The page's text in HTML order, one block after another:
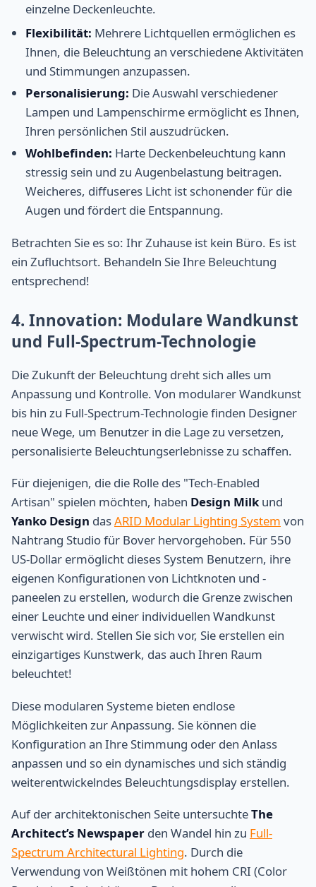
einzelne Deckenleuchte.
Flexibilität: Mehrere Lichtquellen ermöglichen es
Ihnen, die Beleuchtung an verschiedene Aktivitäten
und Stimmungen anzupassen.
Personalisierung: Die Auswahl verschiedener
Lampen und Lampenschirme ermöglicht es Ihnen,
Ihren persönlichen Stil auszudrücken.
Wohlbefinden: Harte Deckenbeleuchtung kann
stressig sein und zu Augenbelastung beitragen.
Weicheres, diffuseres Licht ist schonender für die
Augen und fördert die Entspannung.
Betrachten Sie es so: Ihr Zuhause ist kein Büro. Es ist
ein Zufluchtsort. Behandeln Sie Ihre Beleuchtung
entsprechend!
4. Innovation: Modulare Wandkunst
und Full-Spectrum-Technologie
Die Zukunft der Beleuchtung dreht sich alles um
Anpassung und Kontrolle. Von modularer Wandkunst
bis hin zu Full-Spectrum-Technologie finden Designer
neue Wege, um Benutzer in die Lage zu versetzen,
personalisierte Beleuchtungserlebnisse zu schaffen.
Für diejenigen, die die Rolle des "Tech-Enabled
Artisan" spielen möchten, haben Design Milkund
Yanko Design dasARID Modular Lighting System von
Nahtrang Studio für Bover hervorgehoben. Für 550
US-Dollar ermöglicht dieses System Benutzern, ihre
eigenen Konfigurationen von Lichtknoten und -
paneelen zu erstellen, wodurch die Grenze zwischen
einer Leuchte und einer individuellen Wandkunst
verwischt wird. Stellen Sie sich vor, Sie erstellen ein
einzigartiges Kunstwerk, das auch Ihren Raum
beleuchtet!
Diese modularen Systeme bieten endlose
Möglichkeiten zur Anpassung. Sie können die
Konfiguration an Ihre Stimmung oder den Anlass
anpassen und so ein dynamisches und sich ständig
weiterentwickelndes Beleuchtungsdisplay erstellen.
Auf der architektonischen Seite untersuchteThe
Architect’s Newspaper den Wandel hin zu Full-
Spectrum Architectural Lighting. Durch die
Verwendung von Weißtönen mit hohem CRI (Color